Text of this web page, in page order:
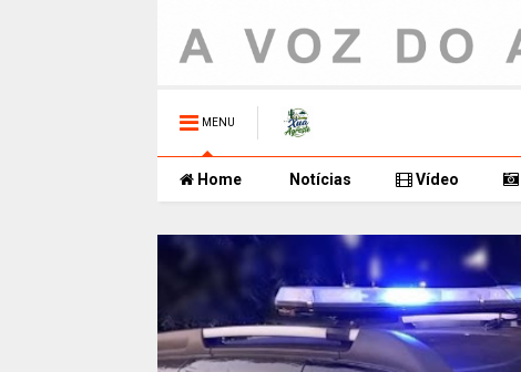
MENU
Home Notícias Vídeo